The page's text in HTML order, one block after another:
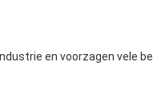
en voorzagen vele